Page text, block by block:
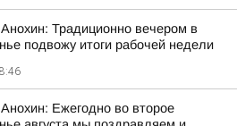
Традиционно вечером в
подвожу итоги рабочей недели
Ежегодно во второе